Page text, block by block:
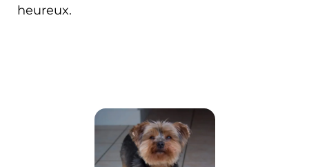
heureux.